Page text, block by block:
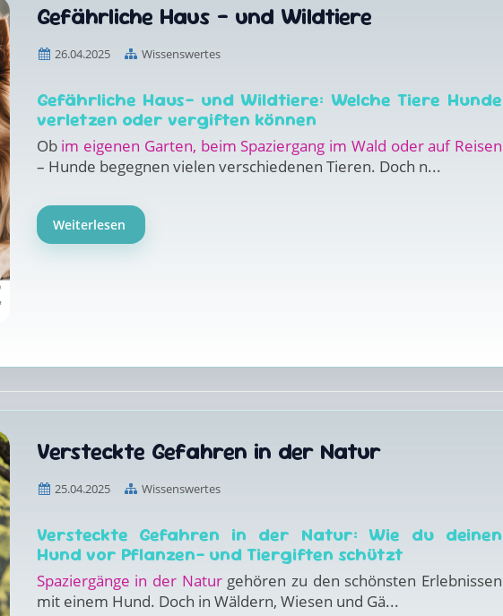
Gefährliche Haus - und Wildtiere
26.04.2025 Wissenswertes
Gefährliche Haus- und Wildtiere: Welche Tiere Hunde
verletzen oder vergiften können
Ob im eigenen Garten, beim Spaziergang im Wald oder auf Reisen
– Hunde begegnen vielen verschiedenen Tieren. Doch n...
Weiterlesen
Versteckte Gefahren in der Natur
25.04.2025 Wissenswertes
Versteckte Gefahren in der Natur: Wie du deinen
Hund vor Pflanzen- und Tiergiften schützt
Spaziergänge in der Naturgehören zu den schönsten Erlebnissen
mit einem Hund. Doch in Wäldern, Wiesen und Gä...